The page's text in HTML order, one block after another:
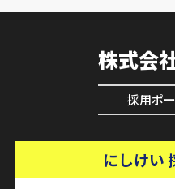
株式会
採用ポ
にしけい